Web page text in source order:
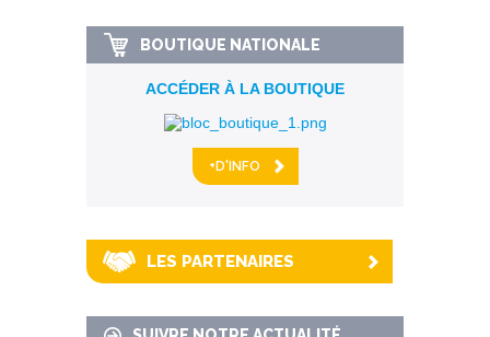
BOUTIQUE NATIONALE
ACCÉDER À LA BOUTIQUE
+D'INFO
LES PARTENAIRES